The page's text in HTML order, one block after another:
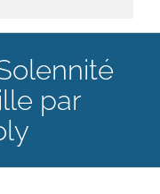
par